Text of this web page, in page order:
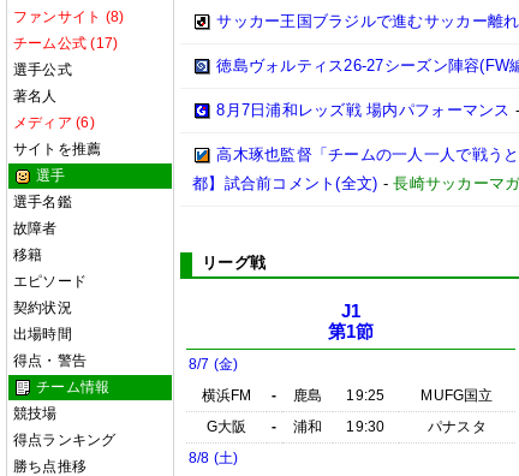
ファンサイト (8)
チーム公式 (17)
選手公式
著名人
メディア (6)
サイトを推薦
選手
選手名鑑
故障者
移籍
エピソード
契約状況
出場時間
得点・警告
チーム情報
競技場
得点ランキング
勝ち点推移
サッカー王国ブラジルで進むサッカー離
徳島ヴォルティス26-27シーズン陣容(FW
8月7日浦和レッズ戦 場内パフォーマンス -
高木琢也監督「チームの一人一人で戦う
都】試合前コメント(全文) -長崎サッカーマ
リーグ戦
J1
第1節
8/7 (金)
横浜FM
- 鹿島 19:25
MUFG国立
G大阪
- 浦和 19:30
パナスタ
8/8 (土)